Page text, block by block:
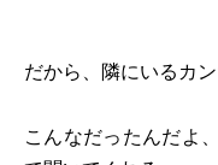
だから、隣にいるカ
こんなだったんだよ